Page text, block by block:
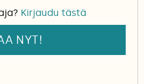
Kirjaudu tästä
NYT!